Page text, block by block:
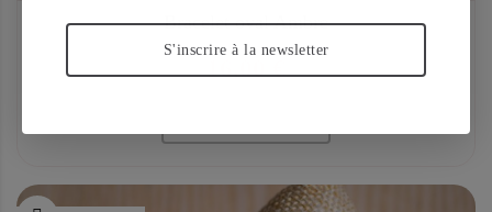
Bracelet oval Ambre
16,00 €
S'inscrire à la newsletter